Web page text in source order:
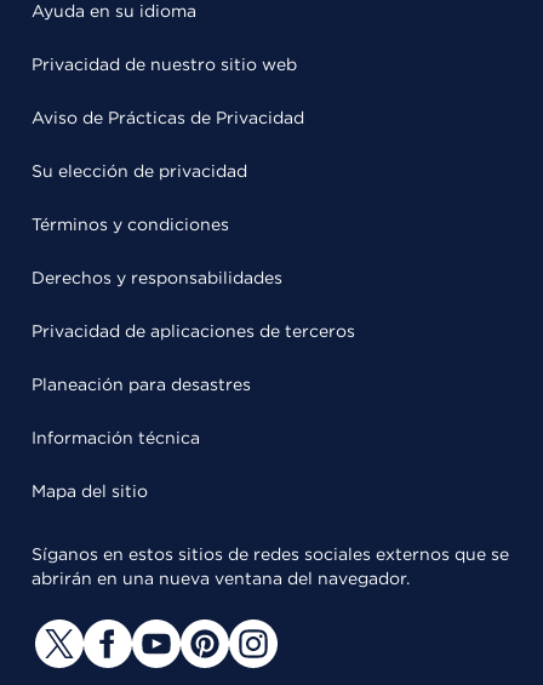
Ayuda en su idioma
Privacidad de nuestro sitio web
Aviso de Prácticas de Privacidad
Su elección de privacidad
Términos y condiciones
Derechos y responsabilidades
Privacidad de aplicaciones de terceros
Planeación para desastres
Información técnica
Mapa del sitio
Síganos en estos sitios de redes sociales externos que se
abrirán en una nueva ventana del navegador.